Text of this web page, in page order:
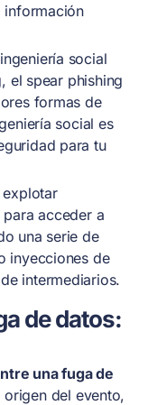
información
social
el spear phishing
formas de
social es
para tu
explotar
acceder a
una serie de
inyecciones de
intermediarios.
de datos:
una fuga de
del evento,